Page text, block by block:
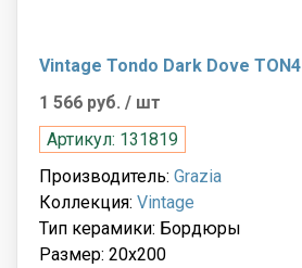
Vintage Tondo Dark Dove TON4
1 566 руб. / шт
Артикул: 131819
Производитель: Grazia
Коллекция: Vintage
Тип керамики: Бордюры
Размер: 20x200